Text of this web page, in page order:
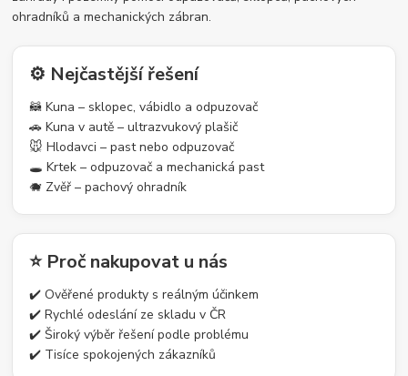
ohradníků a mechanických zábran.
⚙️ Nejčastější řešení
🦝 Kuna – sklopec, vábidlo a odpuzovač
🚗 Kuna v autě – ultrazvukový plašič
🐭 Hlodavci – past nebo odpuzovač
🕳️ Krtek – odpuzovač a mechanická past
🐗 Zvěř – pachový ohradník
⭐ Proč nakupovat u nás
✔️ Ověřené produkty s reálným účinkem
✔️ Rychlé odeslání ze skladu v ČR
✔️ Široký výběr řešení podle problému
✔️ Tisíce spokojených zákazníků